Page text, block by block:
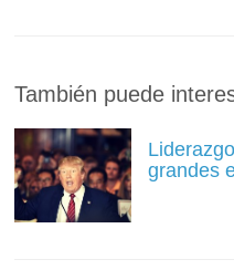
También puede
grandes